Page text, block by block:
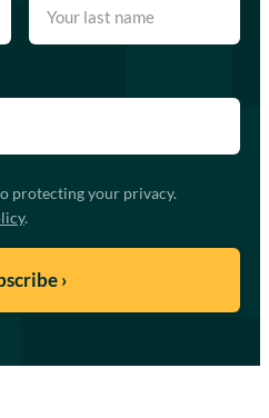
protecting your privacy.
.